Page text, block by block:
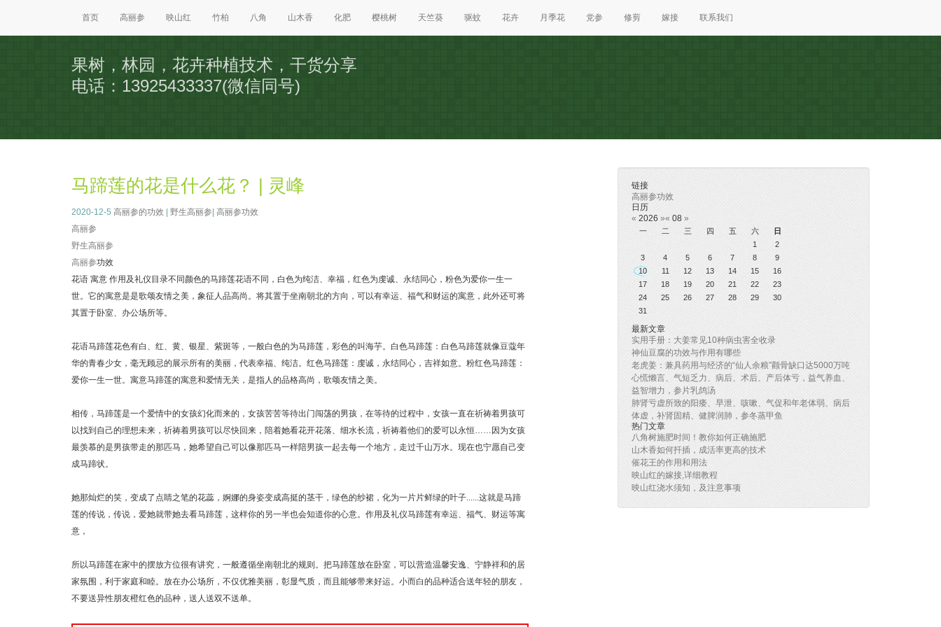
首页 高丽参 映山红 竹柏 八角 山木香 化肥 樱桃树 天竺葵 驱蚊 花卉 月季花 党参 修剪 嫁接 联系我们
果树，林园，花卉种植技术，干货分享
电话：13925433337(微信同号)
马蹄莲的花是什么花？ | 灵峰
2020-12-5 高丽参的功效 野生高丽参 高丽参功效
高丽参
野生高丽参
高丽参功效
花语 寓意 作用及礼仪目录不同颜色的马蹄莲花语不同，白色为纯洁、幸福，红色为虔诚、永结同心，粉色为爱你一生一
世。它的寓意是是歌颂友情之美，象征人品高尚。将其置于坐南朝北的方向，可以有幸运、福气和财运的寓意，此外还可将
其置于卧室、办公场所等。
花语马蹄莲花色有白、红、黄、银星、紫斑等，一般白色的为马蹄莲，彩色的叫海芋。白色马蹄莲：白色马蹄莲就像豆蔻年
华的青春少女，毫无顾忌的展示所有的美丽，代表幸福、纯洁。红色马蹄莲：虔诚，永结同心，吉祥如意。粉红色马蹄莲：
爱你一生一世。寓意马蹄莲的寓意和爱情无关，是指人的品格高尚，歌颂友情之美。
相传，马蹄莲是一个爱情中的女孩幻化而来的，女孩苦苦等待出门闯荡的男孩，在等待的过程中，女孩一直在祈祷着男孩可
以找到自己的理想未来，祈祷着男孩可以尽快回来，陪着她看花开花落、细水长流，祈祷着他们的爱可以永恒……因为女孩
最羡慕的是男孩带走的那匹马，她希望自己可以像那匹马一样陪男孩一起去每一个地方，走过千山万水。现在也宁愿自己变
成马蹄状。
她那灿烂的笑，变成了点睛之笔的花蕊，婀娜的身姿变成高挺的茎干，绿色的纱裙，化为一片片鲜绿的叶子......这就是马蹄
莲的传说，传说，爱她就带她去看马蹄莲，这样你的另一半也会知道你的心意。作用及礼仪马蹄莲有幸运、福气、财运等寓
意，
所以马蹄莲在家中的摆放方位很有讲究，一般遵循坐南朝北的规则。把马蹄莲放在卧室，可以营造温馨安逸、宁静祥和的居
家氛围，利于家庭和睦。放在办公场所，不仅优雅美丽，彰显气质，而且能够带来好运。小而白的品种适合送年轻的朋友，
不要送异性朋友橙红色的品种，送人送双不送单。
链接
高丽参功效
日历
« 2026 »« 08 »
一 二 三 四 五 六
日
1
2
3
4 5 6 7 8
9
10
11 12 13 14 15
16
17
18 19 20 21 22
23
24
25 26 27 28 29
30
31
最新文章
实用手册：大姜常见10种病虫害全收录
神仙豆腐的功效与作用有哪些
老虎姜：兼具药用与经济的“仙人余粮”颧骨缺口达5000万吨
心慌懒言、气短乏力、病后、术后、产后体亏，益气养血、
益智增力，参片乳鸽汤
肺肾亏虚所致的阳痿、早泄、咳嗽、气促和年老体弱、病后
体虚，补肾固精、健脾润肺，参冬蒸甲鱼
热门文章
八角树施肥时间！教你如何正确施肥
山木香如何扦插，成活率更高的技术
催花王的作用和用法
映山红的嫁接,详细教程
映山红浇水须知，及注意事项